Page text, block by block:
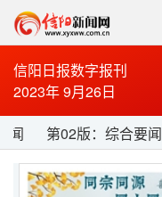
信阳日报数字报刊
2023年 9月26日
闻 第02版：综合要闻